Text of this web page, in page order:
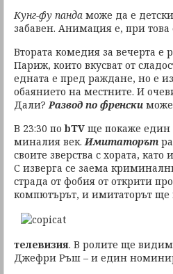
Кунг-фу панда може да е
забавен. Анимация е, при това
Втората комедия за вечерта е
Париж, които вкусват от
едната е пред раждане, но е
обаянието на местните. И
Дали?Развод по френски
В 23:30 поbTV ще покаже един
миналия век.Имитаторът
своите зверства с хората,
С изверга се заема
страда от фобия от открити
компютърът, и имитаторът ще
телевизия. В ролите ще
Джефри Ръш – и един